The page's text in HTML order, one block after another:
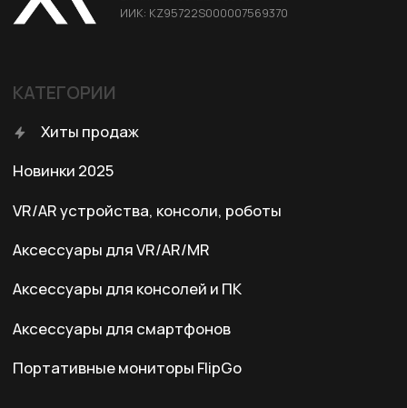
Заказать звонок
Условия оплаты
Казахстан, Алматы, ул. Карасай
батыра, БЦ Карасай, блок В,
3 этаж, 301 офис
Адрес:
Политика конфиденциальности